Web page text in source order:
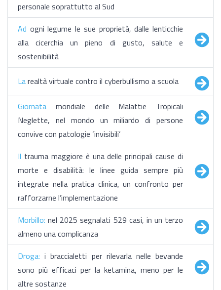
personale soprattutto al Sud
Ad ogni legume le sue proprietà, dalle lenticchie
alla cicerchia un pieno di gusto, salute e
sostenibilità
Larealtà virtuale contro il cyberbullismo a scuola
Giornata mondiale delle Malattie Tropicali
Neglette, nel mondo un miliardo di persone
convive con patologie ‘invisibili’
Il trauma maggiore è una delle principali cause di
morte e disabilità: le linee guida sempre più
integrate nella pratica clinica, un confronto per
rafforzarne l’implementazione
Morbillo: nel 2025 segnalati 529 casi, in un terzo
almeno una complicanza
Droga: i braccialetti per rilevarla nelle bevande
sono più efficaci per la ketamina, meno per le
altre sostanze